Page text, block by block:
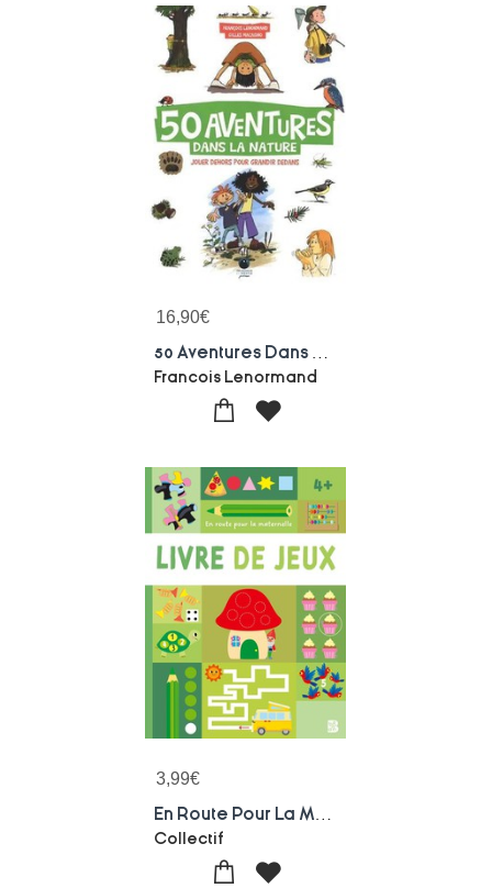
16,90€
Francois Lenormand
3,99€
Collectif